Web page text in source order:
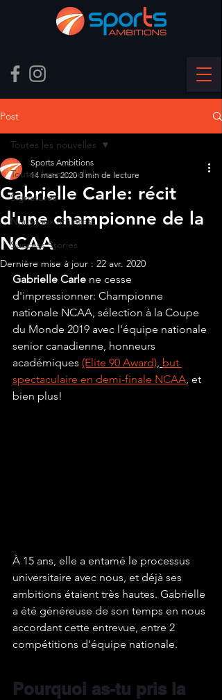
Post
Toutes les nouvelles
Signatures
Nouveaux athlètes
Success Stories
Toutes les nouvelles
Gabrielle Carle: récit
d'une championne de la
NCAA
Sports Ambitions
14 mars 2020 3 min de lecture
Dernière mise à jour : 22 avr. 2020
Gabrielle Carle ne cesse
d'impressionner: Championne
nationale NCAA, sélection à la Coupe
du Monde 2019 avec l'équipe nationale
senior canadienne, honneurs
académiques (Elite 90 Award), but
spectaculaire en demi-finale NCAA, et
bien plus!
À 15 ans, elle a entamé le processus
universitaire avec nous, et déjà ses
ambitions étaient très hautes. Gabrielle
a été généreuse de son temps en nous
accordant cette entrevue, entre 2
compétitions d'équipe nationale.
Pourquoi as-tu pris la